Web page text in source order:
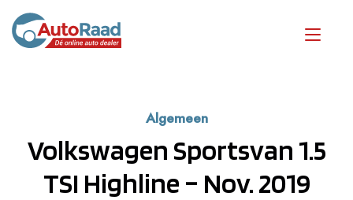
Algemeen
Volkswagen Sportsvan 1.5
TSI Highline – Nov. 2019